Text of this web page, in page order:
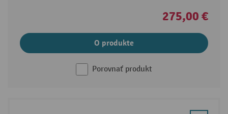
275,00 €
O produkte
Porovnať produkt